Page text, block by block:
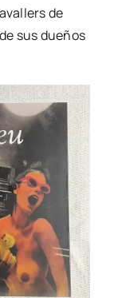
de
sus due­ños